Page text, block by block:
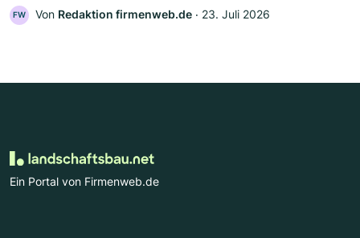
FW Von Redaktion firmenweb.de ‧ 23. Juli 2026
Ein Portal von Firmenweb.de